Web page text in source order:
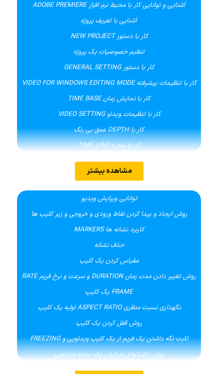
آشنایی و توانایی کار با محیط نرم افزار ADOBE PREMIERE
آشنایی با تعریف پروژه
کار با دستور NEW PROJECT
تنظیم خصوصیات یک پروژه
کار با دستور GENERAL SETTING
کار با تنظیمات پیشرفته VIDEO FOR WINDOWS EDITING MODE
کار با نمایش زمان TIME BASE
کار با تنظیمات ویدئو VIDEO SETTING
کار با DEPTH عمق بی رنگ
کار با پنجره TIME LINE
کار با FRAME RATE
روش کار با AUDIO SETTING
آشنایی کار با کلیدهای پنجره TIME LINE
مشاهده بیشتر
توانایی ویرایش ویدیو
روش ایجاد و پیدا کردن نقاط ورودی و خروجی و زیر کلیپ ها
کاربرد نشانه ها MARKERS
حذف نشانه
مقیاس کردن یک کلیپ
روش تغییر دادن مدت زمان DURATION و سرعت و نرخ فریم RATE
FRAME یک کلیپ
نگهداری نسبت منظری ASPECT RATIO اولیه یک کلیپ
روش قفل کردن یک کلیپ
ثابت نگه داشتن یک فریم از یک کلیپ ویدئویی و FREEZING
روش تکنیکهای ویرایش یک برنامه ویدئویی
استفاده از صفحه کلید در ویرایش برنامه ها